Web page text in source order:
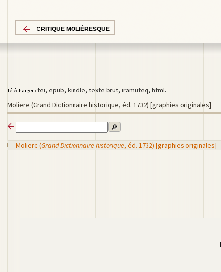
CRITIQUE MOLIÉRESQUE
Télécharger : tei, epub, kindle, texte brut, iramuteq, html.
Moliere (Grand Dictionnaire historique, éd. 1732) [graphies originales]
🔎
Moliere (Grand Dictionnaire historique, éd. 1732) [graphies originales]